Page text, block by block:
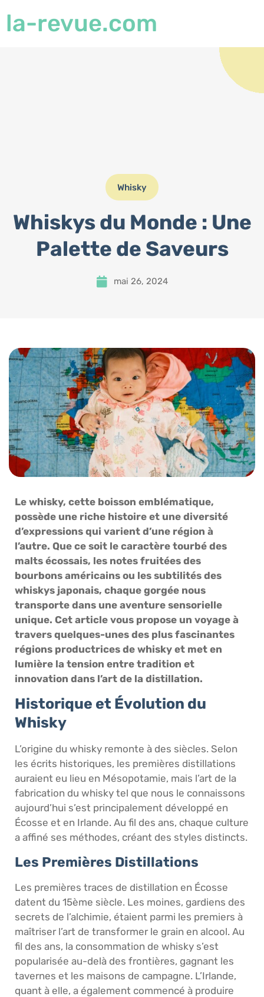
la-revue.com
Whisky
Whiskys du Monde : Une
Palette de Saveurs
mai 26, 2024
Le whisky, cette boisson emblématique,
possède une riche histoire et une diversité
d’expressions qui varient d’une région à
l’autre. Que ce soit le caractère tourbé des
malts écossais, les notes fruitées des
bourbons américains ou les subtilités des
whiskys japonais, chaque gorgée nous
transporte dans une aventure sensorielle
unique. Cet article vous propose un voyage à
travers quelques-unes des plus fascinantes
régions productrices de whisky et met en
lumière la tension entre tradition et
innovation dans l’art de la distillation.
Historique et Évolution du
Whisky
L’origine du whisky remonte à des siècles. Selon
les écrits historiques, les premières distillations
auraient eu lieu en Mésopotamie, mais l’art de la
fabrication du whisky tel que nous le connaissons
aujourd’hui s’est principalement développé en
Écosse et en Irlande. Au fil des ans, chaque culture
a affiné ses méthodes, créant des styles distincts.
Les Premières Distillations
Les premières traces de distillation en Écosse
datent du 15ème siècle. Les moines, gardiens des
secrets de l’alchimie, étaient parmi les premiers à
maîtriser l’art de transformer le grain en alcool. Au
fil des ans, la consommation de whisky s’est
popularisée au-delà des frontières, gagnant les
tavernes et les maisons de campagne. L’Irlande,
quant à elle, a également commencé à produire